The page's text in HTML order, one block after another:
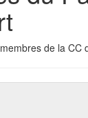
de la CC